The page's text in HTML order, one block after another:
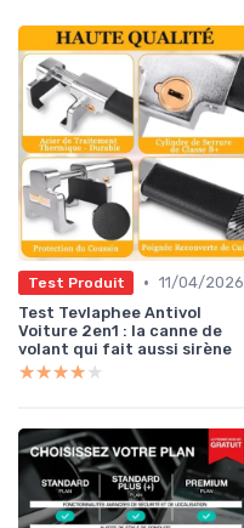
Test Produit • 11/04/2026
Test Tevlaphee Antivol
Voiture 2en1 : la canne de
volant qui fait aussi sirène
★★★★★
★★★★★